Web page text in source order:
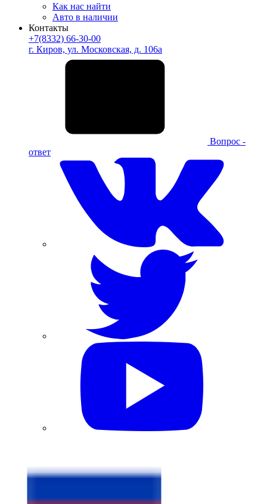
Как нас найти
Авто в наличии
Контакты
+7(8332) 66-30-00
г. Киров, ул. Московская, д. 106а
Вопрос -
ответ